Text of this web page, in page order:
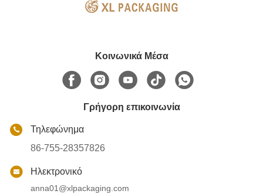
Κοινωνικά Μέσα
Γρήγορη επικοινωνία
Τηλεφώνημα
86-755-28357826
Ηλεκτρονικό
anna01@xlpackaging.com